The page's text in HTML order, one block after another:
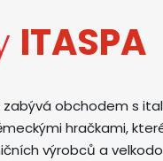
ITASPA
zabývá obchodem s
hračkami,
výrobců a